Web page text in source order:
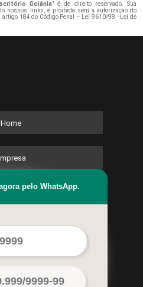
Goiânia" é de direito reservado. Sua
nossos links, é proibida sem a autorização do
184 do Código Penal –
Lei 9610/98 - Lei de
Home
Missão
Kits
pelo WhatsApp.